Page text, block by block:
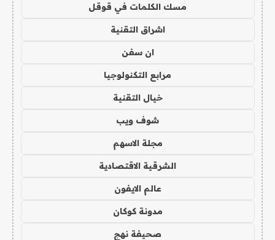
مسك الكلمات في قوقل
اشراق التقنية
ان سفن
مرابع التكنولوجيا
خيال التقنية
شوف ويب
مجلة الاسهم
الشرقية الاقتصادية
عالم الايفون
مدونة كوكان
صحيفة نهج